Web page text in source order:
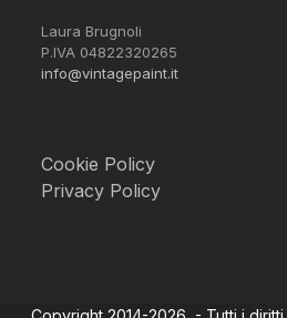
Laura Brugnoli
P.IVA 04822320265
info@vintagepaint.it
Cookie Policy
Privacy Policy